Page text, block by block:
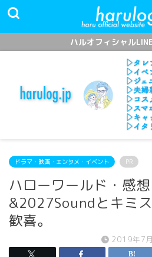
ハルオフィシャル
ドラマ・映画・エンタメ・イベント PR
ハローワールド・感
&2027Soundとキミ
歓喜。
2019年7